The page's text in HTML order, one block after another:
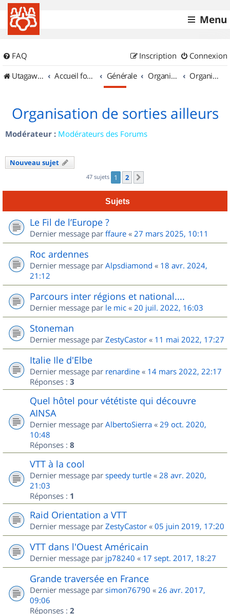
Menu
FAQ Connexion
Inscription
UtagawaVTT (Randos VTT et VTTAE avec traces GPS)
Accueil forum Générale Organisation de sorties & Recherche de partenaires Organisation de sorties ailleurs
Organisation de sorties ailleurs
Modérateur : Modérateurs des Forums
Nouveau sujet
47 sujets 1 2
Sujets
Le Fil de l’Europe ?
Dernier message par ffaure « 27 mars 2025, 10:11
Roc ardennes
Dernier message par Alpsdiamond « 18 avr. 2024,
21:12
Parcours inter régions et national....
Dernier message par le mic « 20 juil. 2022, 16:03
Stoneman
Dernier message par ZestyCastor « 11 mai 2022, 17:27
Italie Ile d'Elbe
Dernier message par renardine « 14 mars 2022, 22:17
Réponses : 3
Quel hôtel pour vététiste qui découvre
AINSA
Dernier message par AlbertoSierra « 29 oct. 2020,
10:48
Réponses : 8
VTT à la cool
Dernier message par speedy turtle « 28 avr. 2020,
21:03
Réponses : 1
Raid Orientation a VTT
Dernier message par ZestyCastor « 05 juin 2019, 17:20
VTT dans l'Ouest Américain
Dernier message par jp78240 « 17 sept. 2017, 18:27
Grande traversée en France
Dernier message par simon76790 « 26 avr. 2017,
09:06
Réponses : 2